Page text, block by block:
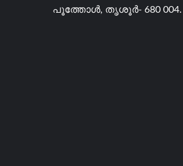
പൂത്തോൾ, തൃശൂർ- 680 004.